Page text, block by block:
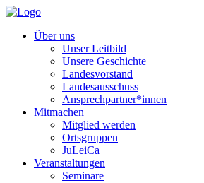
Über uns
Unser Leitbild
Unsere Geschichte
Landesvorstand
Landesausschuss
Ansprechpartner*innen
Mitmachen
Mitglied werden
Ortsgruppen
JuLeiCa
Veranstaltungen
Seminare